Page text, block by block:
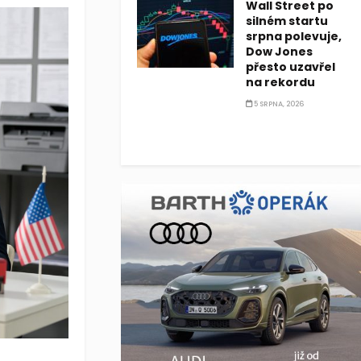
Wall Street po
silném startu
srpna polevuje,
Dow Jones
přesto uzavřel
na rekordu
5 SRPNA, 2026